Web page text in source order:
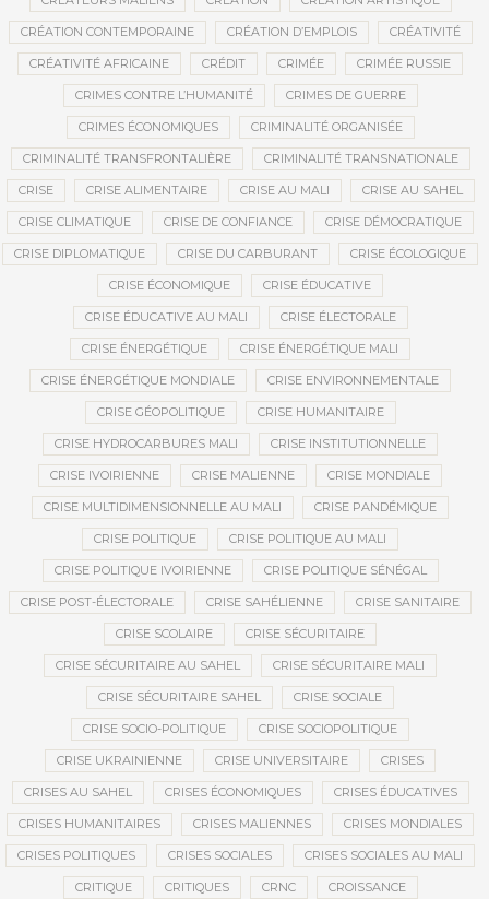
CRÉATION CONTEMPORAINE CRÉATION D’EMPLOIS CRÉATIVITÉ
CRÉATIVITÉ AFRICAINE CRÉDIT CRIMÉE CRIMÉE RUSSIE
CRIMES CONTRE L’HUMANITÉ CRIMES DE GUERRE
CRIMES ÉCONOMIQUES CRIMINALITÉ ORGANISÉE
CRIMINALITÉ TRANSFRONTALIÈRE CRIMINALITÉ TRANSNATIONALE
CRISE CRISE ALIMENTAIRE CRISE AU MALI CRISE AU SAHEL
CRISE CLIMATIQUE CRISE DE CONFIANCE CRISE DÉMOCRATIQUE
CRISE DIPLOMATIQUE CRISE DU CARBURANT CRISE ÉCOLOGIQUE
CRISE ÉCONOMIQUE CRISE ÉDUCATIVE
CRISE ÉDUCATIVE AU MALI CRISE ÉLECTORALE
CRISE ÉNERGÉTIQUE CRISE ÉNERGÉTIQUE MALI
CRISE ÉNERGÉTIQUE MONDIALE CRISE ENVIRONNEMENTALE
CRISE GÉOPOLITIQUE CRISE HUMANITAIRE
CRISE HYDROCARBURES MALI CRISE INSTITUTIONNELLE
CRISE IVOIRIENNE CRISE MALIENNE CRISE MONDIALE
CRISE MULTIDIMENSIONNELLE AU MALI CRISE PANDÉMIQUE
CRISE POLITIQUE CRISE POLITIQUE AU MALI
CRISE POLITIQUE IVOIRIENNE CRISE POLITIQUE SÉNÉGAL
CRISE POST-ÉLECTORALE CRISE SAHÉLIENNE CRISE SANITAIRE
CRISE SCOLAIRE CRISE SÉCURITAIRE
CRISE SÉCURITAIRE AU SAHEL CRISE SÉCURITAIRE MALI
CRISE SÉCURITAIRE SAHEL CRISE SOCIALE
CRISE SOCIO-POLITIQUE CRISE SOCIOPOLITIQUE
CRISE UKRAINIENNE CRISE UNIVERSITAIRE CRISES
CRISES AU SAHEL CRISES ÉCONOMIQUES CRISES ÉDUCATIVES
CRISES HUMANITAIRES CRISES MALIENNES CRISES MONDIALES
CRISES POLITIQUES CRISES SOCIALES CRISES SOCIALES AU MALI
CRITIQUE CRITIQUES CRNC CROISSANCE